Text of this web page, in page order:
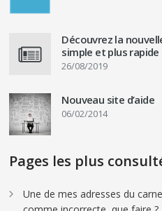
Découvrez la
simple et plus rapide
26/08/2019
Nouveau site d’aide
06/02/2014
Pages les plus
Une de mes adresses du